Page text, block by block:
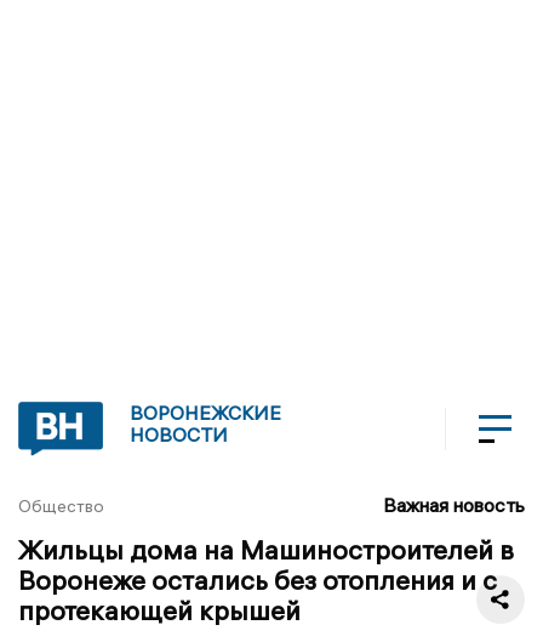
ВОРОНЕЖСКИЕ
НОВОСТИ
Общество Важная новость
Жильцы дома на Машиностроителей в
Воронеже остались без отопления и с
протекающей крышей